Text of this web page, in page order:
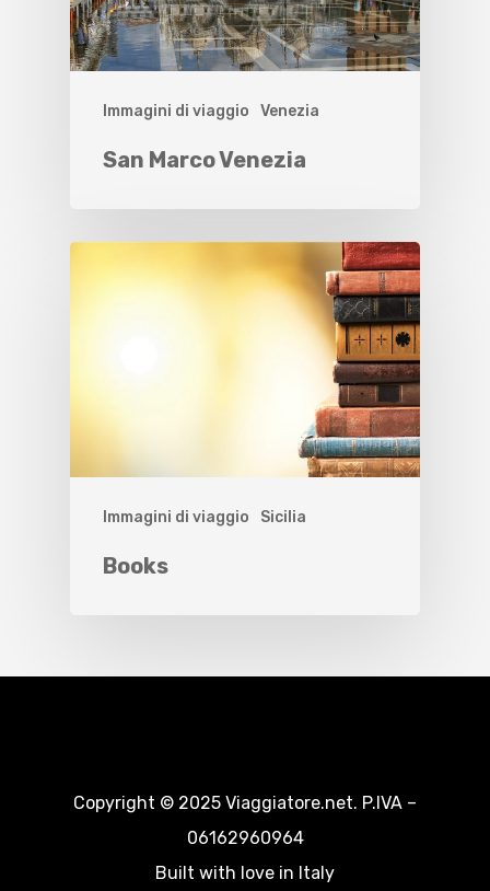
Immagini di viaggio Venezia
San Marco Venezia
Immagini di viaggio Sicilia
Books
Copyright © 2025 Viaggiatore.net. P.IVA –
06162960964
Built with love in Italy